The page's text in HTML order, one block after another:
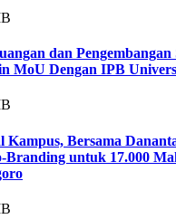
dan
MoU Dengan IPB
Kampus, Bersama
untuk 17.000